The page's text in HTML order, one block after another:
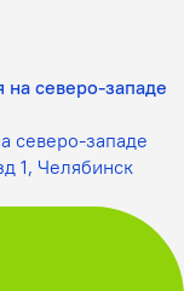
северо-западе
1, Челябинск